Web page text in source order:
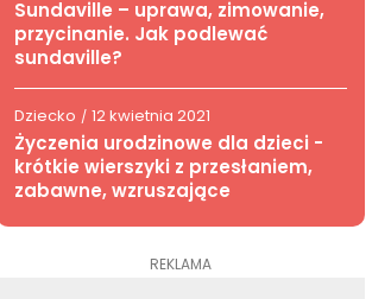
Sundaville – uprawa, zimowanie,
przycinanie. Jak podlewać
sundaville?
Dziecko / 12 kwietnia 2021
Życzenia urodzinowe dla dzieci -
krótkie wierszyki z przesłaniem,
zabawne, wzruszające
REKLAMA